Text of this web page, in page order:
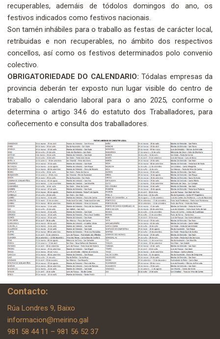
recuperables, ademáis de tódolos domingos do ano, os
festivos indicados como festivos nacionais.
Son tamén inhábiles para o traballo as festas de carácter local,
retribuidas e non recuperables, no ámbito dos respectivos
concellos, así como os festivos determinados polo convenio
colectivo.
OBRIGATORIEDADE DO CALENDARIO: Tódalas empresas da
provincia deberán ter exposto nun lugar visible do centro de
traballo o calendario laboral para o ano 2025, conforme o
determina o artigo 34.6 do estatuto dos Traballadores, para
coñecemento e consulta dos traballadores.
Contacto:
Rúa Londres 9, Baixo
informacion@meirino.gal
981 58 44 11 – 981 56 52 37